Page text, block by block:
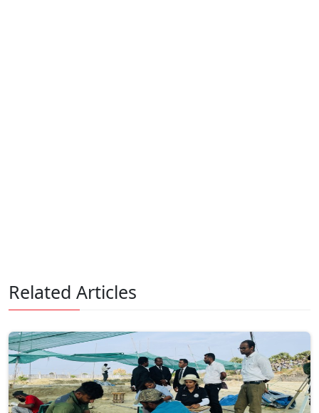
Related Articles